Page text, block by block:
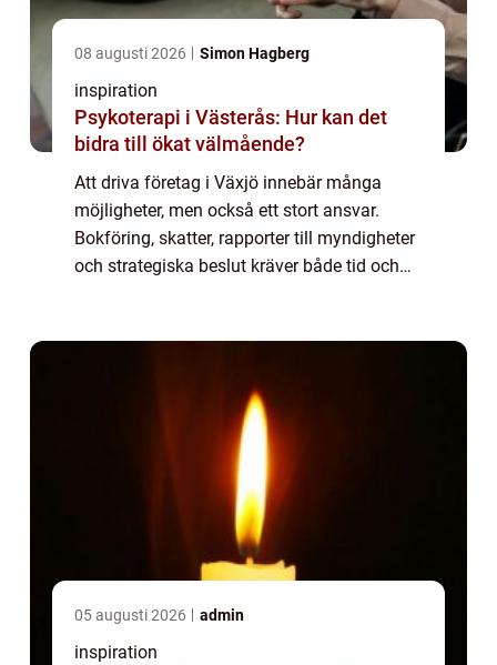
08 augusti 2026 Simon Hagberg
inspiration
Psykoterapi i Västerås: Hur kan det
bidra till ökat välmående?
Att driva företag i Växjö innebär många
möjligheter, men också ett stort ansvar.
Bokföring, skatter, rapporter till myndigheter
och strategiska beslut kräver både tid och
05 augusti 2026 admin
inspiration